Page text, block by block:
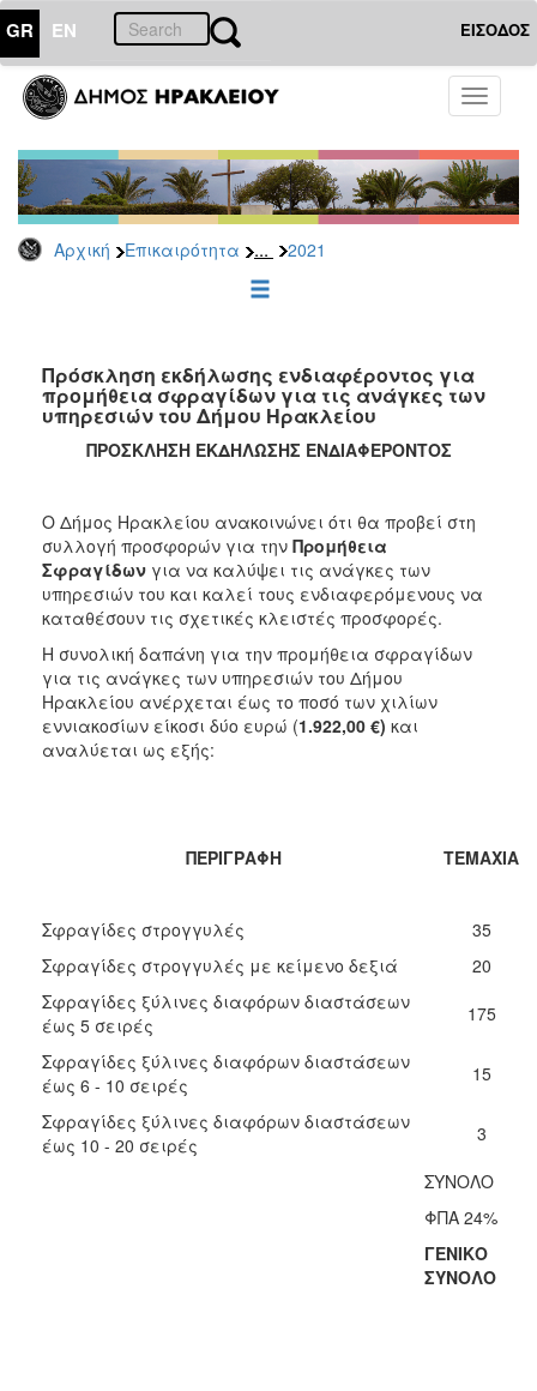
GR EN ΕΙΣΟΔΟΣ
Toggle
Αρχική Επικαιρότητα ... 2021
ΕΠΙΚΑΙΡΟΤΗΤΑ
-
Δημοπρασίες
Αρχείο
2026
2022
2018
2017
2016
2015
2013
Πρόσκληση εκδήλωσης ενδιαφέροντος για
προμήθεια σφραγίδων για τις ανάγκες των
υπηρεσιών του Δήμου Ηρακλείου
ΠΡΟΣΚΛΗΣΗ ΕΚΔΗΛΩΣΗΣ ΕΝΔΙΑΦΕΡΟΝΤΟΣ
Ο Δήμος Ηρακλείου ανακοινώνει ότι θα προβεί στη
συλλογή προσφορών για την Προμήθεια
Σφραγίδων για να καλύψει τις ανάγκες των
υπηρεσιών του και καλεί τους ενδιαφερόμενους να
καταθέσουν τις σχετικές κλειστές προσφορές.
Η συνολική δαπάνη για την προμήθεια σφραγίδων
για τις ανάγκες των υπηρεσιών του Δήμου
Ηρακλείου ανέρχεται έως το ποσό των χιλίων
εννιακοσίων είκοσι δύο ευρώ (1.922,00 €) και
αναλύεται ως εξής:
ΠΕΡΙΓΡΑΦΗ ΤΕΜΑΧΙΑ
Σφραγίδες στρογγυλές
35
Σφραγίδες στρογγυλές με κείμενο δεξιά
20
Σφραγίδες ξύλινες διαφόρων διαστάσεων
έως 5 σειρές
175
Σφραγίδες ξύλινες διαφόρων διαστάσεων
έως 6 - 10 σειρές
15
Σφραγίδες ξύλινες διαφόρων διαστάσεων
έως 10 - 20 σειρές
3
ΣΥΝΟΛΟ
ΦΠΑ 24%
ΓΕΝΙΚΟ
ΣΥΝΟΛΟ